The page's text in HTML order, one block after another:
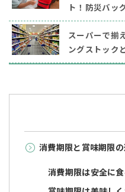
ト！防災バッ
スーパーで揃
ングストック
消費期限と賞味期限
消費期限は安全に